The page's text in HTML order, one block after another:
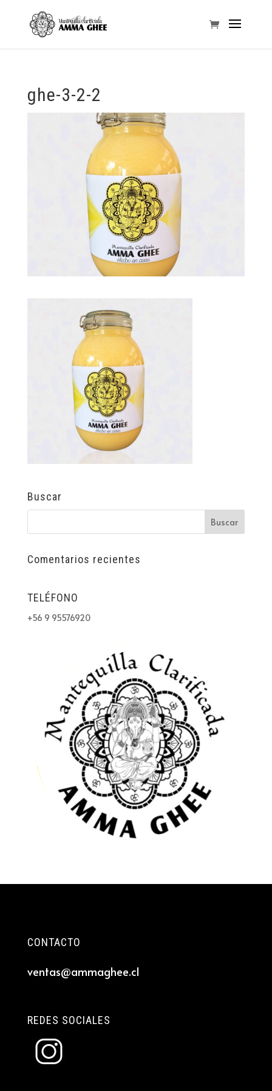
ghe-3-2-2
Buscar
Comentarios recientes
TELÉFONO
+56 9 95576920
CONTACTO
ventas@ammaghee.cl
REDES SOCIALES